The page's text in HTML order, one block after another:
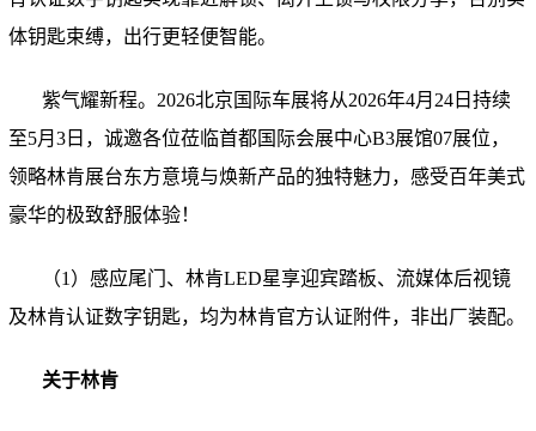
体钥匙束缚，出行更轻便智能。
紫气耀新程。2026北京国际车展将从2026年4月24日持续
至5月3日，诚邀各位莅临首都国际会展中心B3展馆07展位，
领略林肯展台东方意境与焕新产品的独特魅力，感受百年美式
豪华的极致舒服体验！
（1）感应尾门、林肯LED星享迎宾踏板、流媒体后视镜
及林肯认证数字钥匙，均为林肯官方认证附件，非出厂装配。
关于林肯